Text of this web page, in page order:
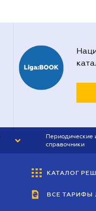
Периодические
справочники
ВЕСТНИК
КАТАЛОГ
ВСЕ ТАРИФЫ